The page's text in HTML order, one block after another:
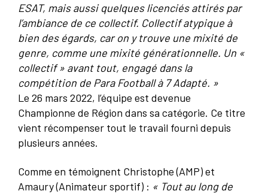
ESAT, mais aussi quelques licenciés attirés par
l’ambiance de ce collectif. Collectif atypique à
bien des égards, car on y trouve une mixité de
genre, comme une mixité générationnelle. Un «
collectif » avant tout, engagé dans la
compétition de Para Football à 7 Adapté. »
Le 26 mars 2022, l’équipe est devenue
Championne de Région dans sa catégorie. Ce titre
vient récompenser tout le travail fourni depuis
plusieurs années.
Comme en témoignent Christophe (AMP) et
Amaury (Animateur sportif) : « Tout au long de